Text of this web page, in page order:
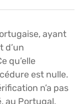
ayant
d’un
qu’elle
est nulle.
n’a pas
au Portugal,